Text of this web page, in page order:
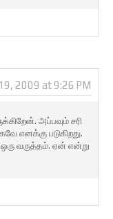
2009 at 9:26 PM
அப்பவும் சரி
எனக்கு படுகிறது.
வருத்தம். ஏன் என்று